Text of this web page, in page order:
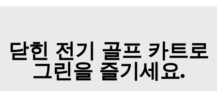
닫힌 전기 골프 카트로
그린을 즐기세요.